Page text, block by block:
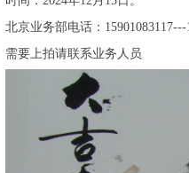
北京业务部电话：
需要上拍请联系业务人员